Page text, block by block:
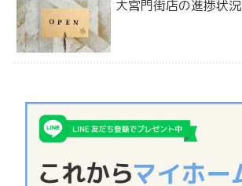
大宮門街店の進捗状況